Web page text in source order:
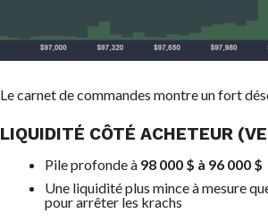
Le carnet de commandes montre un fort
LIQUIDITÉ CÔTÉ ACHETEUR
Pile profonde à 98 000 $ à 96 000 $
Une liquidité plus mince à mesure
pour arrêter les krachs